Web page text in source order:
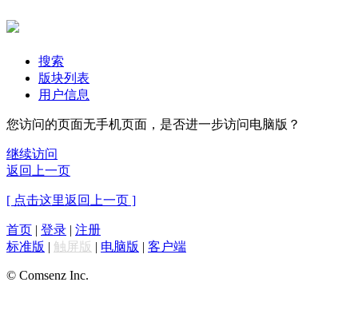
搜索
版块列表
用户信息
您访问的页面无手机页面，是否进一步访问电脑版？
继续访问
返回上一页
[ 点击这里返回上一页 ]
首页 | 登录 | 注册
标准版 | 触屏版 | 电脑版 | 客户端
© Comsenz Inc.